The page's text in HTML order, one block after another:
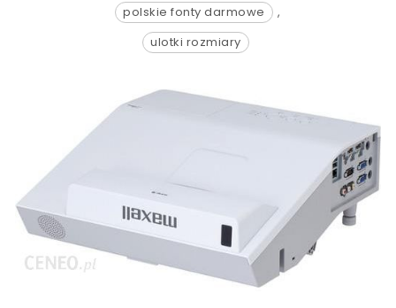
polskie fonty darmowe
,
ulotki rozmiary